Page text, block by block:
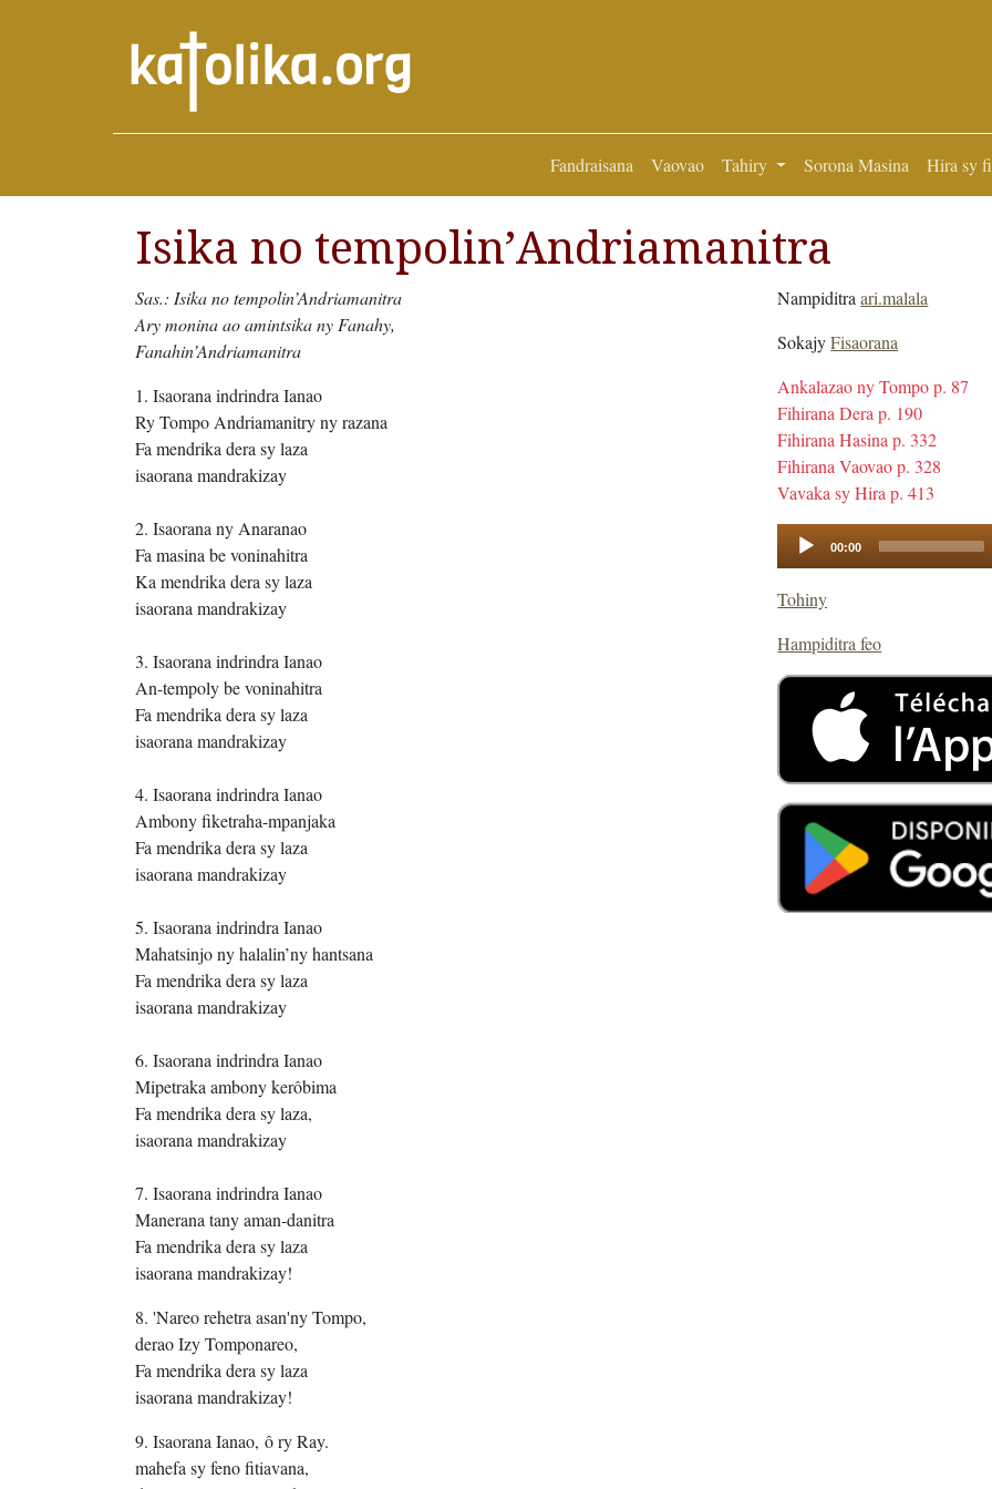
Fandraisana Vaovao Tahiry Sorona Masina Hira sy
Isika no tempolin’Andriamanitra
Sas.: Isika no tempolin’Andriamanitra
Ary monina ao amintsika ny Fanahy,
Fanahin’Andriamanitra
1. Isaorana indrindra Ianao
Ry Tompo Andriamanitry ny razana
Fa mendrika dera sy laza
isaorana mandrakizay
2. Isaorana ny Anaranao
Fa masina be voninahitra
Ka mendrika dera sy laza
isaorana mandrakizay
3. Isaorana indrindra Ianao
An-tempoly be voninahitra
Fa mendrika dera sy laza
isaorana mandrakizay
4. Isaorana indrindra Ianao
Ambony fiketraha-mpanjaka
Fa mendrika dera sy laza
isaorana mandrakizay
5. Isaorana indrindra Ianao
Mahatsinjo ny halalin’ny hantsana
Fa mendrika dera sy laza
isaorana mandrakizay
6. Isaorana indrindra Ianao
Mipetraka ambony kerôbima
Fa mendrika dera sy laza,
isaorana mandrakizay
7. Isaorana indrindra Ianao
Manerana tany aman-danitra
Fa mendrika dera sy laza
isaorana mandrakizay!
8. 'Nareo rehetra asan'ny Tompo,
derao Izy Tomponareo,
Fa mendrika dera sy laza
isaorana mandrakizay!
9. Isaorana Ianao, ô ry Ray.
mahefa sy feno fitiavana,
Nampiditraari.malala
SokajyFisaorana
Ankalazao ny Tompo p. 87
Fihirana Dera p. 190
Fihirana Hasina p. 332
Fihirana Vaovao p. 328
Vavaka sy Hira p. 413
Audio
Player
00:00
Tohiny
Hampiditra feo